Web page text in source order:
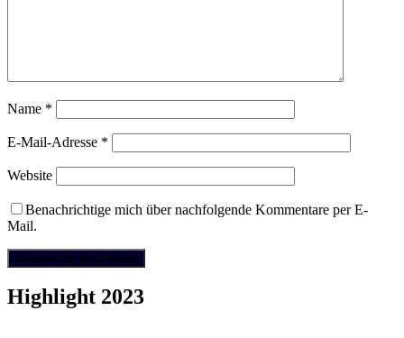
Name *
E-Mail-Adresse *
Website
Benachrichtige mich über nachfolgende Kommentare per E-
Mail.
Highlight 2023